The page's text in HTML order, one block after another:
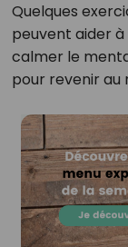
Quelques
peuvent aider
calmer le
pour revenir